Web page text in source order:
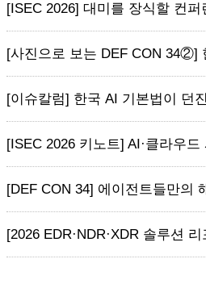
[ISEC 2026] 대미를 장식할 컨
[사진으로 보는 DEF CON 34②]
[이슈칼럼] 한국 AI 기본법이 던
[ISEC 2026 키노트] AI·클라우드
[DEF CON 34] 에이전트들만의
[2026 EDR·NDR·XDR 솔루션